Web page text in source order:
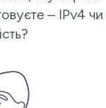
– IPv4 чи